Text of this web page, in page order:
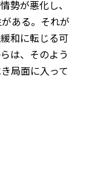
勢が悪化し、
ある。それが
和に転じる可
は、そのよう
局面に入って